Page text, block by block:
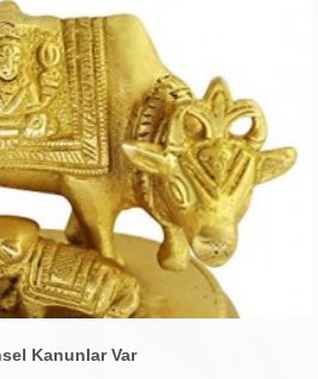
Kanunlar Var